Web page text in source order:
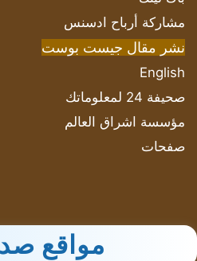
مشاركة أرباح ادسنس
نشر مقال جيست بوست
English
صحيفة 24 لمعلوماتك
مؤسسة اشراق العالم
صفحات
مواقع